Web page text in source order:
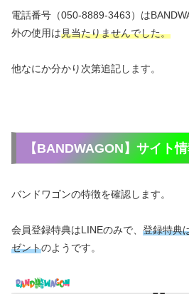
電話番号（050-8889-3463）は
外の使用は見当たりませんでした。
他なにか分かり次第追記します。
【BANDWAGON】サイト
バンドワゴンの特徴を確認します。
会員登録特典はLINEのみで、 登録特典
ゼントのようです。